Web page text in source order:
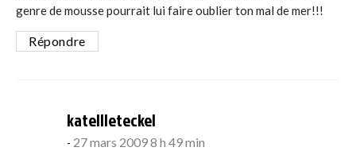
genre de mousse pourrait lui faire oublier ton mal de mer!!!
Répondre
katellleteckel
27 mars 2009 8 h 49 min